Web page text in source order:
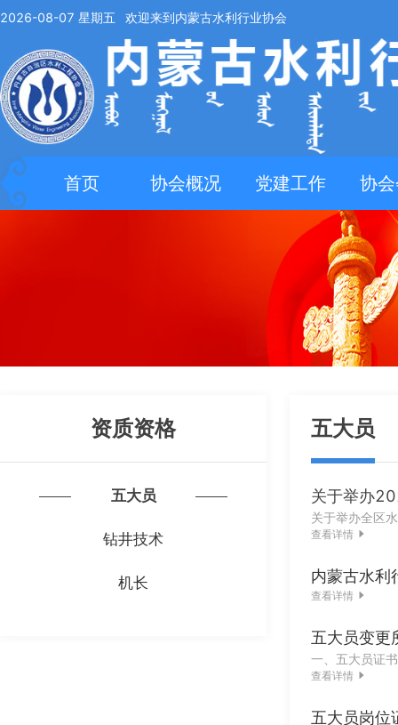
2026-08-07 星期五 欢迎来到内蒙古水利行业协会
首页 协会概况 党建工作 协
资质资格
五大员
钻井技术
机长
五大员
关于举办
查看详情
内蒙古水利
查看详情
五大员变更
查看详情
五大员岗位